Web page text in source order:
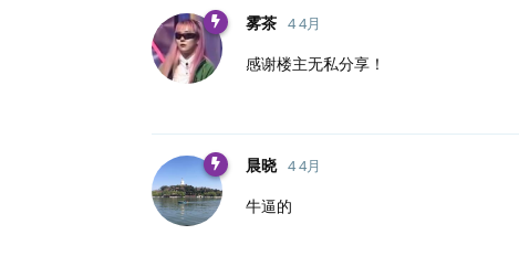
雾茶 4 4月
感谢楼主无私分享！
晨晓 4 4月
牛逼的